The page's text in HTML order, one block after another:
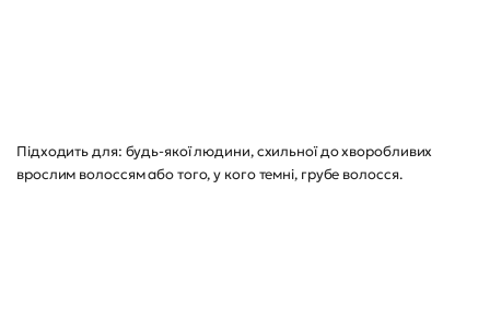
Підходить для: будь-якої людини, схильної до хворобливих
врослим волоссям або того, у кого темні, грубе волосся.